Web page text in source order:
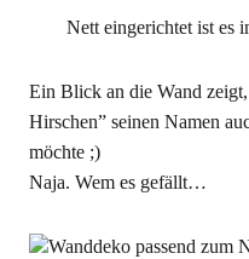
Nett eingerichtet ist es
Ein Blick an die Wand zeigt,
Hirschen” seinen Namen
möchte ;)
Naja. Wem es gefällt…